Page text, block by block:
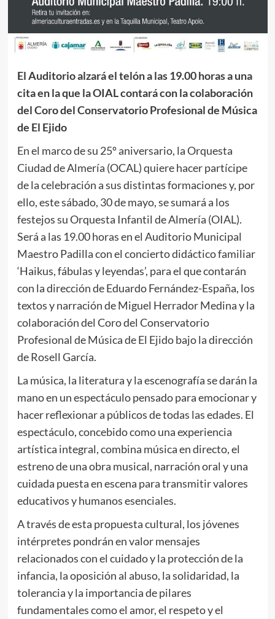
El Auditorio alzará el telón a las 19.00 horas a una
cita en la que la OIAL contará con la colaboración
del Coro del Conservatorio Profesional de Música
de El Ejido
En el marco de su 25º aniversario, la Orquesta
Ciudad de Almería (OCAL) quiere hacer partícipe
de la celebración a sus distintas formaciones y, por
ello, este sábado, 30 de mayo, se sumará a los
festejos su Orquesta Infantil de Almería (OIAL).
Será a las 19.00 horas en el Auditorio Municipal
Maestro Padilla con el concierto didáctico familiar
‘Haikus, fábulas y leyendas’, para el que contarán
con la dirección de Eduardo Fernández-España, los
textos y narración de Miguel Herrador Medina y la
colaboración del Coro del Conservatorio
Profesional de Música de El Ejido bajo la dirección
de Rosell García.
La música, la literatura y la escenografía se darán la
mano en un espectáculo pensado para emocionar y
hacer reflexionar a públicos de todas las edades. El
espectáculo, concebido como una experiencia
artística integral, combina música en directo, el
estreno de una obra musical, narración oral y una
cuidada puesta en escena para transmitir valores
educativos y humanos esenciales.
A través de esta propuesta cultural, los jóvenes
intérpretes pondrán en valor mensajes
relacionados con el cuidado y la protección de la
infancia, la oposición al abuso, la solidaridad, la
tolerancia y la importancia de pilares
fundamentales como el amor, el respeto y el